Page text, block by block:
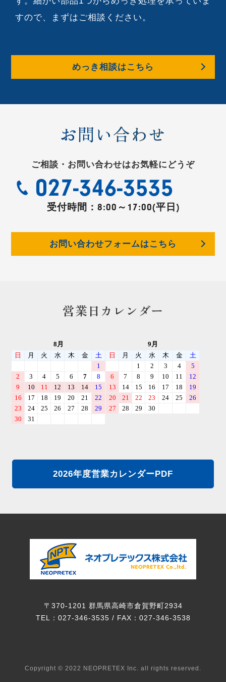
すので、まずはご相談ください。
めっき相談はこちら
お問い合わせ
ご相談・お問い合わせはお気軽にどうぞ
027-346-3535
受付時間： 8:00～17:00(平日)
お問い合わせフォームはこちら
営業日カレンダー
2026年度営業カレンダーPDF
〒370-1201 群馬県高崎市倉賀野町2934
TEL：027-346-3535 / FAX：027-346-3538
Copyright © 2022 NEOPRETEX Inc. all rights reserved.